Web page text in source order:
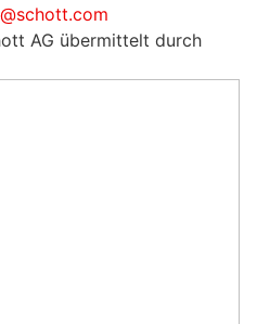
AG übermittelt durch